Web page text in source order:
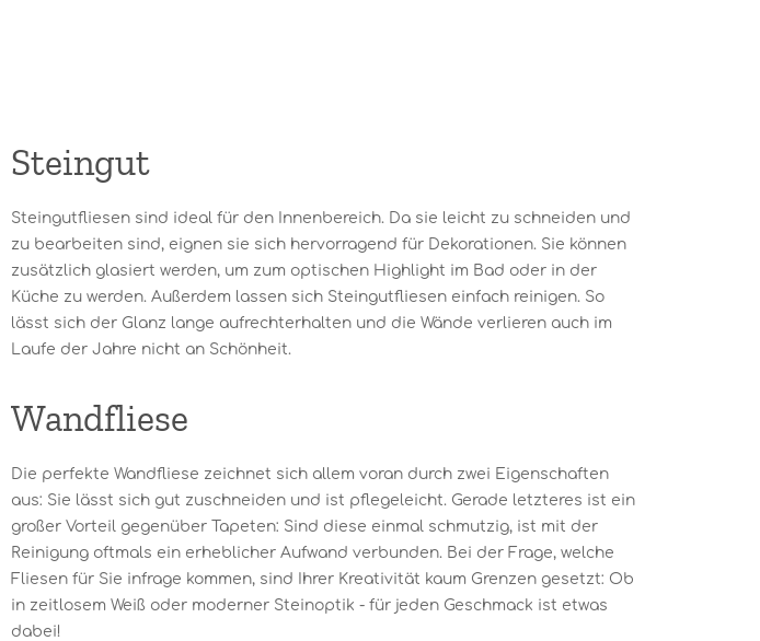
Steingut
Steingutfliesen sind ideal für den Innenbereich. Da sie leicht zu schneiden und
zu bearbeiten sind, eignen sie sich hervorragend für Dekorationen. Sie können
zusätzlich glasiert werden, um zum optischen Highlight im Bad oder in der
Küche zu werden. Außerdem lassen sich Steingutfliesen einfach reinigen. So
lässt sich der Glanz lange aufrechterhalten und die Wände verlieren auch im
Laufe der Jahre nicht an Schönheit.
Wandfliese
Die perfekte Wandfliese zeichnet sich allem voran durch zwei Eigenschaften
aus: Sie lässt sich gut zuschneiden und ist pflegeleicht. Gerade letzteres ist ein
großer Vorteil gegenüber Tapeten: Sind diese einmal schmutzig, ist mit der
Reinigung oftmals ein erheblicher Aufwand verbunden. Bei der Frage, welche
Fliesen für Sie infrage kommen, sind Ihrer Kreativität kaum Grenzen gesetzt: Ob
in zeitlosem Weiß oder moderner Steinoptik - für jeden Geschmack ist etwas
dabei!